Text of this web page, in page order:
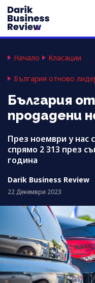
Начало Класации
България отново
България
продадени
През ноември у нас
спрямо 2 313 през
година
Darik Business Review
22 Декември 2023